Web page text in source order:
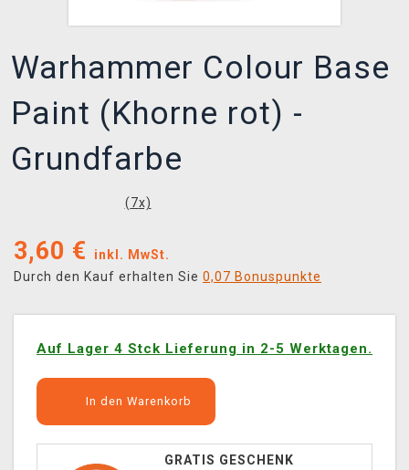
Warhammer Colour Base
Paint (Khorne rot) -
Grundfarbe
(7x)
3,60 €
inkl. MwSt.
Durch den Kauf erhalten Sie 0,07 Bonuspunkte
Auf Lager 4 Stck Lieferung in 2-5 Werktagen.
In den Warenkorb
GRATIS GESCHENK